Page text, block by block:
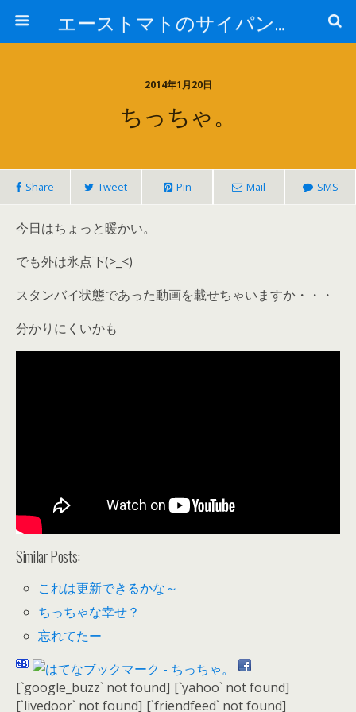
エーストマトのサイパンダイビング日記
2014年1月20日
ちっちゃ。
Share Tweet Pin Mail SMS
今日はちょっと暖かい。
でも外は氷点下(>_<)
スタンバイ状態であった動画を載せちゃいますか・・・
分かりにくいかも
Similar Posts:
これは更新できるかな～
ちっちゃな幸せ？
忘れてたー
[`google_buzz` not found] [`yahoo` not found]
[`livedoor` not found] [`friendfeed` not found]